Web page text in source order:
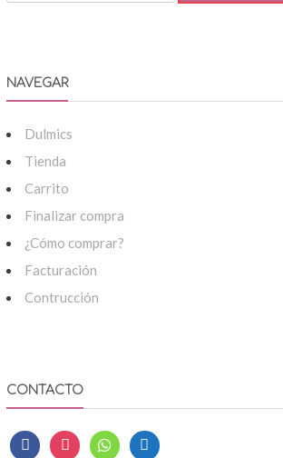
NAVEGAR
Dulmics
Tienda
Carrito
Finalizar compra
¿Cómo comprar?
Facturación
Contrucción
CONTACTO